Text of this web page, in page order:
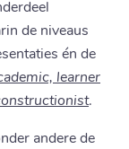
de niveaus
én de
learner
.
andere de